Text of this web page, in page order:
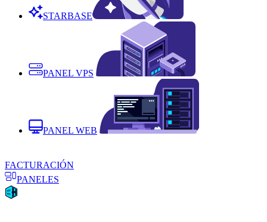
STARBASE
PANEL VPS
PANEL WEB
FACTURACIÓN
PANELES